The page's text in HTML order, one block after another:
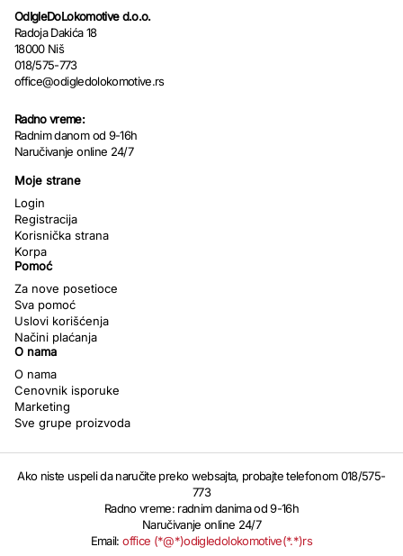
OdIgleDoLokomotive d.o.o.
Radoja Dakića 18
18000 Niš
018/575-773
office@odigledolokomotive.rs
Radno vreme:
Radnim danom od 9-16h
Naručivanje online 24/7
Moje strane
Login
Registracija
Korisnička strana
Korpa
Pomoć
Za nove posetioce
Sva pomoć
Uslovi korišćenja
Načini plaćanja
O nama
O nama
Cenovnik isporuke
Marketing
Sve grupe proizvoda
Ako niste uspeli da naručite preko websajta, probajte telefonom 018/575-
773
Radno vreme: radnim danima od 9-16h
Naručivanje online 24/7
Email:office (*@*)odigledolokomotive(*.*)rs